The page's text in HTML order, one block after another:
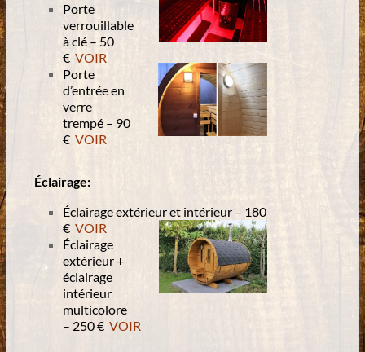
Porte
verrouillable
à clé – 50
€VOIR
Porte
d’entrée en
verre
trempé – 90
€VOIR
Éclairage:
Éclairage extérieur et intérieur – 180
€VOIR
Éclairage
extérieur +
éclairage
intérieur
multicolore
– 250 €VOIR